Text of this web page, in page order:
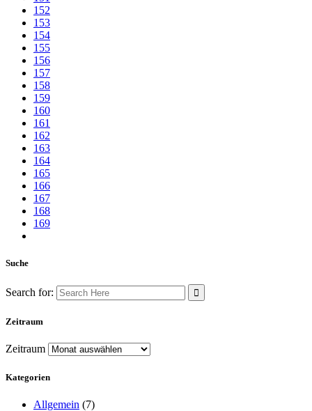
152
153
154
155
156
157
158
159
160
161
162
163
164
165
166
167
168
169
Suche
Search for:
Zeitraum
Zeitraum
Kategorien
Allgemein (7)